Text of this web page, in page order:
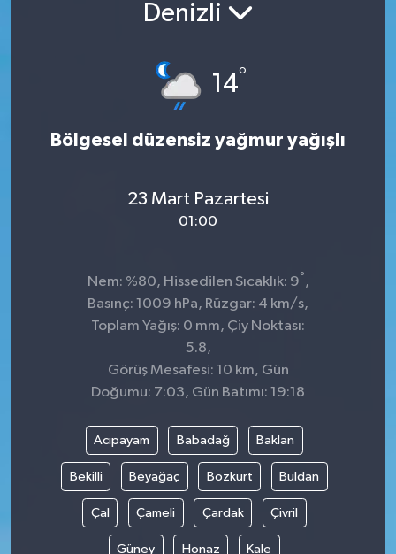
Denizli
14°
Bölgesel düzensiz yağmur yağışlı
23 Mart Pazartesi
01:00
Nem: %80, Hissedilen Sıcaklık: 9° ,
Basınç: 1009 hPa, Rüzgar: 4 km/s,
Toplam Yağış: 0 mm, Çiy Noktası:
5.8,
Görüş Mesafesi: 10 km, Gün
Doğumu: 7:03, Gün Batımı: 19:18
Acıpayam Babadağ Baklan
Bekilli Beyağaç Bozkurt Buldan
Çal Çameli Çardak Çivril
Güney Honaz Kale